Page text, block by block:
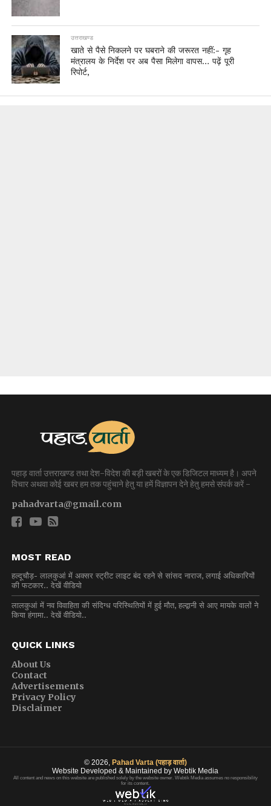
उत्तराखण्ड
खाते से पैसे निकलने पर घबराने की जरूरत नहीं:- गृह
मंत्रालय के निर्देश पर अब पैसा मिलेगा वापस… पढ़ें पूरी
रिपोर्ट,
पहाड़ वार्ता उत्तराखण्ड तथा देश-विदेश की बड़ी खबरों के एक डिजिटल माध्यम है। अपने
विचार अथवा कोई खबर हम तक पहुंचाने हेतु या हमें विज्ञापन देने हेतु हमसे संपर्क करें -
pahadvarta@gmail.com
MOST READ
हल्दूचौड़- लालकुआं में अक्सर स्ट्रीट लाइट बंद रहने से सांसद नाराज, लगाई अधिकारियों
की फटकार.. देखें वीडियो
लालकुआं में नव विवाहिता की संदिग्ध परिस्थितियों में हुई मौत, हल्द्वानी से आए मायके वालों ने
किया हंगामा.. देखें वीडियो..
QUICK LINKS
About Us
Contact
Advertisements
Privacy Policy
Disclaimer
© 2026, Pahad Varta (पहाड़ वार्ता)
Website Developed & Maintained by Webtik Media
All content and news on this website are published solely by the website owner. Webtik Media assumes no responsibility
for its content.